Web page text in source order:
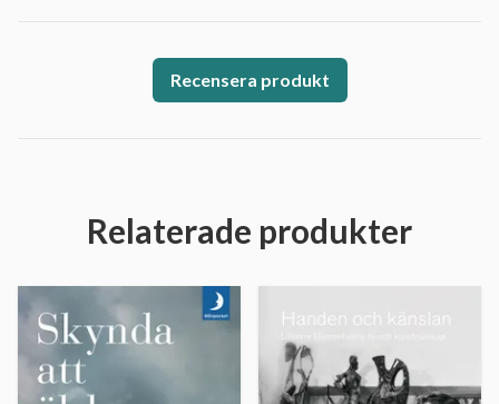
Recensera produkt
Relaterade produkter